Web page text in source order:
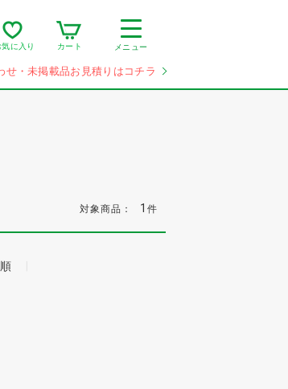
気に入り カート メニュー
せ・未掲載品お見積りはコチラ
対象商品： 1 件